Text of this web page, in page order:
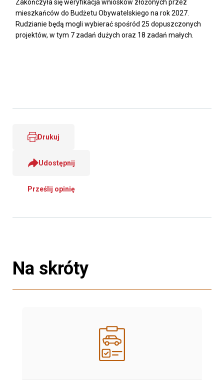
Zakończyła się weryfikacja wniosków złożonych przez
mieszkańców do Budżetu Obywatelskiego na rok 2027.
Rudzianie będą mogli wybierać spośród 25 dopuszczonych
projektów, w tym 7 zadań dużych oraz 18 zadań małych.
Drukuj
Udostępnij
Prześlij opinię
Na skróty